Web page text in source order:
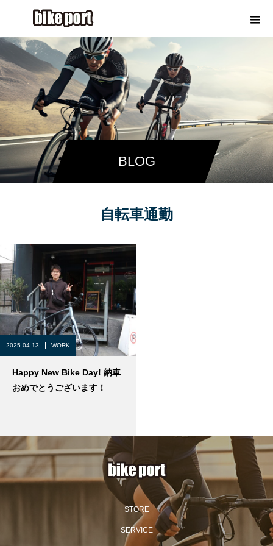
BLOG
自転車通勤
2025.04.13 WORK
Happy New Bike Day! 納車
おめでとうございます！
STORE
SERVICE